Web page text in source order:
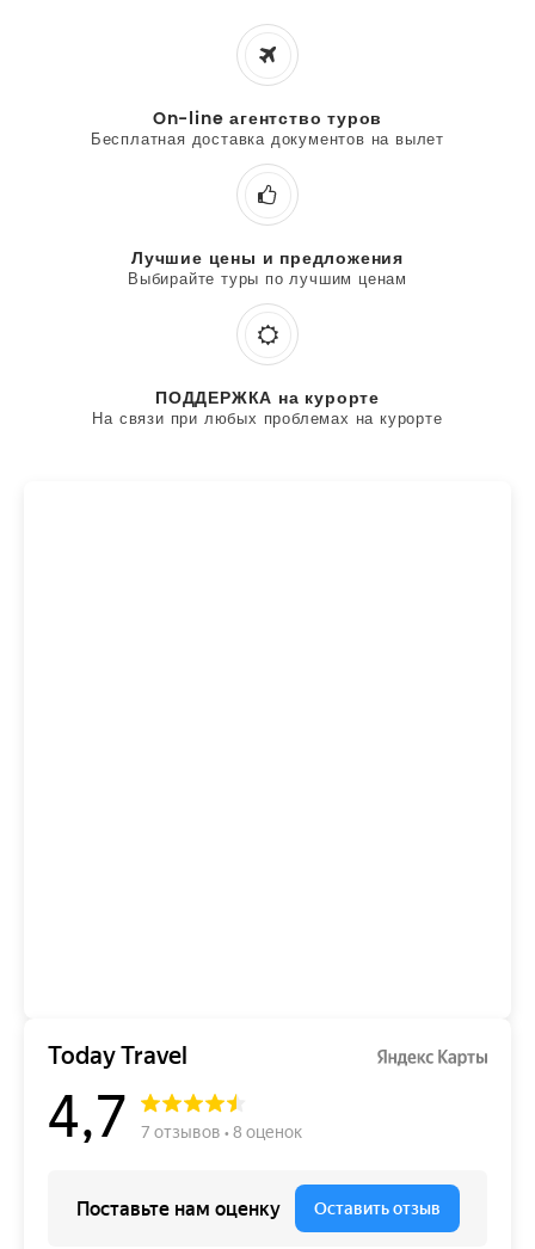
On-line агентство туров
Бесплатная доставка документов на вылет
Лучшие цены и предложения
Выбирайте туры по лучшим ценам
ПОДДЕРЖКА на курорте
На связи при любых проблемах на курорте